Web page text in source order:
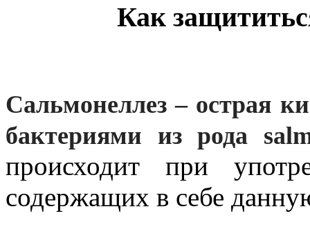
Как
Сальмонеллез – острая
бактериями из рода
происходит при
содержащих в себе